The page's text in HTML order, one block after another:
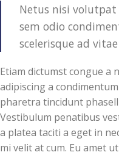
Netus nisi
sem odio
scelerisque ad
Etiam dictumst congue a
adipiscing a
pharetra tincidunt
Vestibulum penatibus
a platea taciti a eget in
mi velit at cum. Eu amet